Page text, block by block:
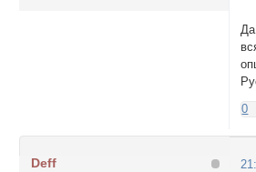
0
Deff